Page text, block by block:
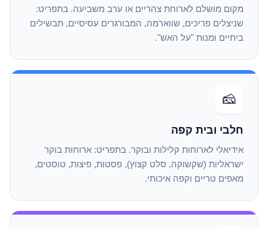
מקום מושלם לארוחת צהריים או ערב משביעה. בתפריט:
שניצלים פריכים, שווארמה, המבורגרים עסיסיים, תבשילים
ביתיים ומנות "על האש".
🧀
חלבי ובית קפה
אידיאלי לארוחות קלילות ובוקר. בתפריט: ארוחות בוקר
ישראליות (שקשוקה, סלט קצוץ), פסטות, פיצות, טוסטים,
מאפים טריים וקפה איכותי.